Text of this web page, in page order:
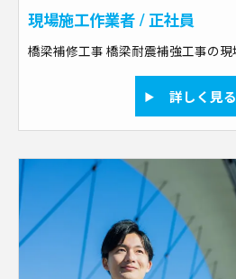
現場施工作業者 / 正社員
詳しく見る